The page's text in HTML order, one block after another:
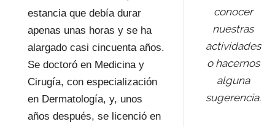
estancia que debía durar
apenas unas horas y se ha
alargado casi cincuenta años.
Se doctoró en Medicina y
Cirugía, con especialización
en Dermatología, y, unos
años después, se licenció en
conocer
nuestras
actividades
o hacernos
alguna
sugerencia.